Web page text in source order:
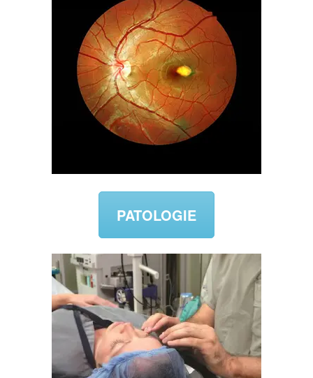
PATOLOGIE